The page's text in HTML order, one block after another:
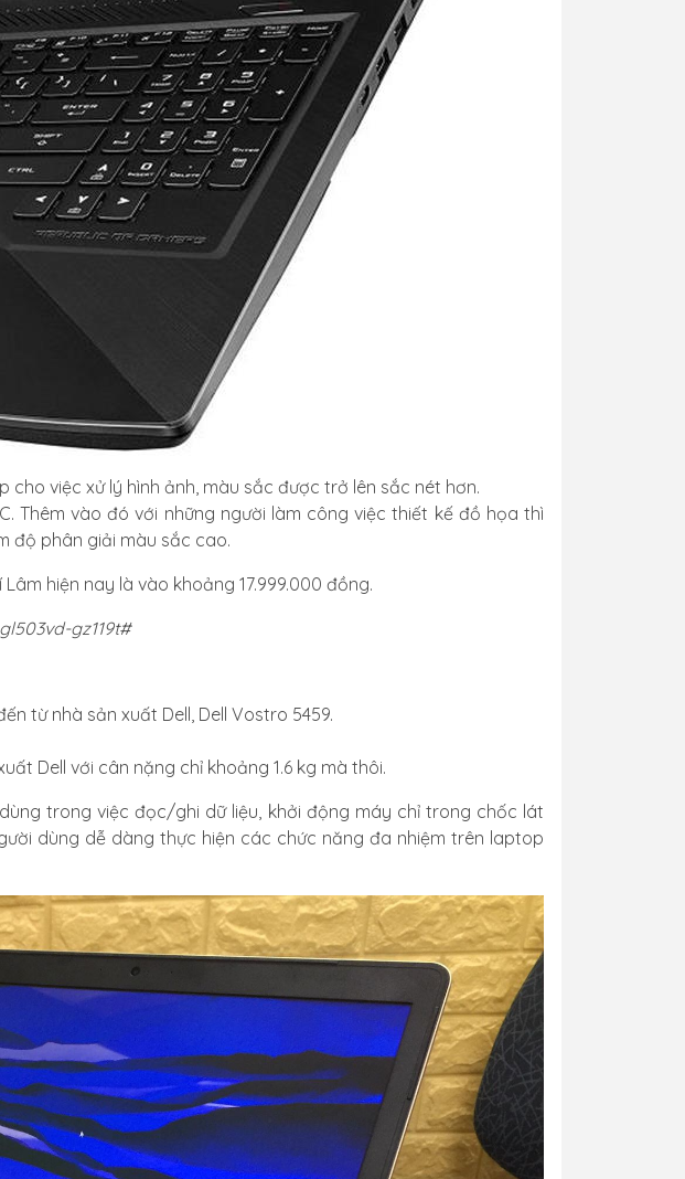
cho việc xử lý hình ảnh, màu sắc được trở lên sắc nét hơn.
Thêm vào đó với những người làm công việc thiết kế đồ họa thì
độ phân giải màu sắc cao.
hiện nay là vào khoảng 17.999.000 đồng.
gz119t#
từ nhà sản xuất Dell, Dell Vostro 5459.
Dell với cân nặng chỉ khoảng 1.6 kg mà thôi.
trong việc đọc/ghi dữ liệu, khởi động máy chỉ trong chốc lát
dùng dễ dàng thực hiện các chức năng đa nhiệm trên laptop